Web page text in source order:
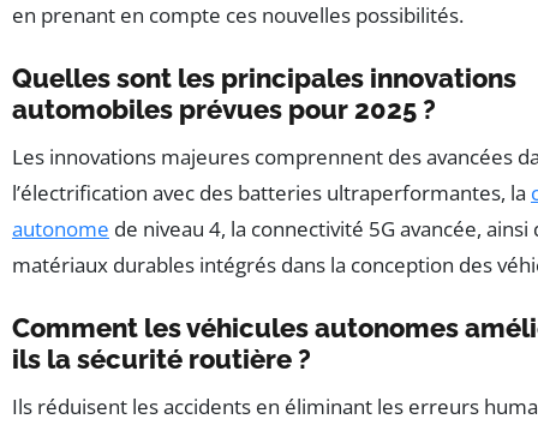
en prenant en compte ces nouvelles possibilités.
Quelles sont les principales innovations
automobiles prévues pour 2025 ?
Les innovations majeures comprennent des avancées
l’électrification avec des batteries ultraperformantes, la
autonome de niveau 4, la connectivité 5G avancée, ainsi
matériaux durables intégrés dans la conception des
Comment les véhicules autonomes
ils la sécurité routière ?
Ils réduisent les accidents en éliminant les erreurs